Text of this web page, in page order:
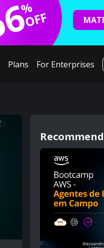
%
OFF
Plans For Enterprises